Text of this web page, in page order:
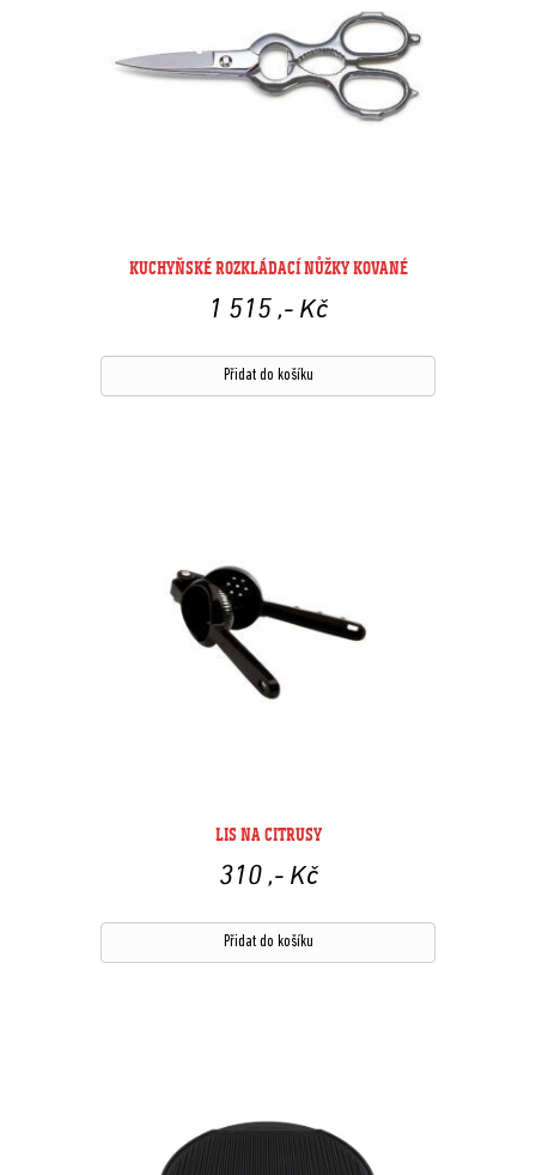
KUCHYŇSKÉ ROZKLÁDACÍ NŮŽKY KOVANÉ
1 515 ,- Kč
Přidat do košíku
LIS NA CITRUSY
310 ,- Kč
Přidat do košíku